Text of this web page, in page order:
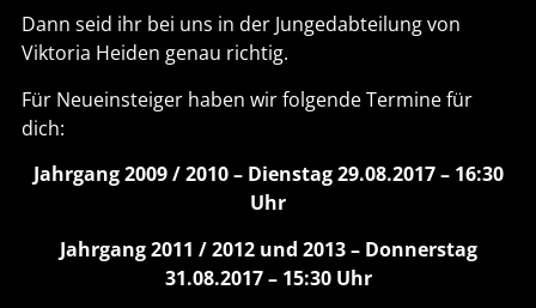
Dann seid ihr bei uns in der Jungedabteilung von
Viktoria Heiden genau richtig.
Für Neueinsteiger haben wir folgende Termine für
dich:
Jahrgang 2009 / 2010 – Dienstag 29.08.2017 – 16:30
Uhr
Jahrgang 2011 / 2012 und 2013 – Donnerstag
31.08.2017 – 15:30 Uhr